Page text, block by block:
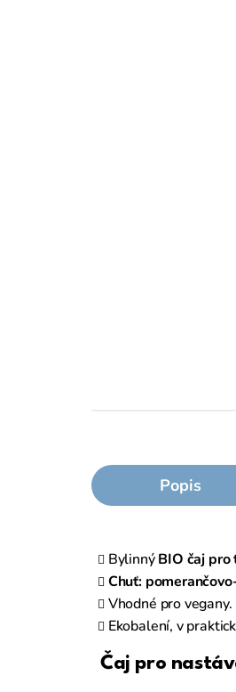
Popis
BylinnýBIO čaj pro
Chuť:
Vhodné pro vegany.
Ekobalení, v
Čaj pro